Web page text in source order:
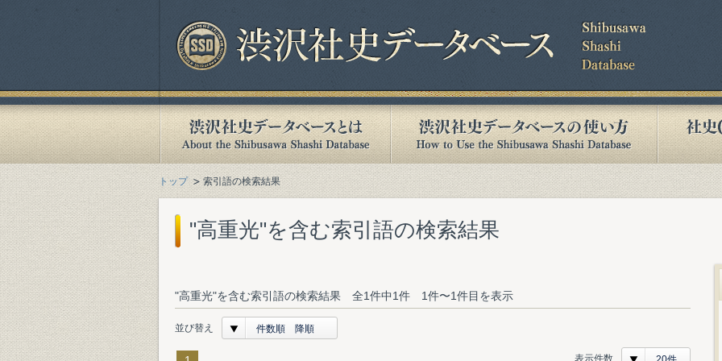
トップ 索引語の検索結果
"高重光"を含む索引語の検索結果
"高重光"を含む索引語の検索結果 全1件中1件 1件〜1件目を表示
並び替え 件数順 降順
表示件数